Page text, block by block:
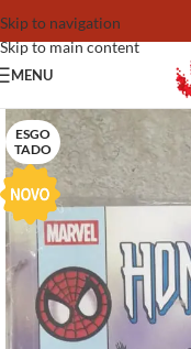
Skip to navigation
Skip to main content
MENU
ESGO
TADO